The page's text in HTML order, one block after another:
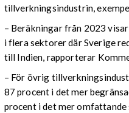
tillverkningsindustrin,
– Beräkningar från 2023
i flera sektorer där Sverige
till Indien, rapporterar
– För övrig
87 procent i det mer
procent i det mer